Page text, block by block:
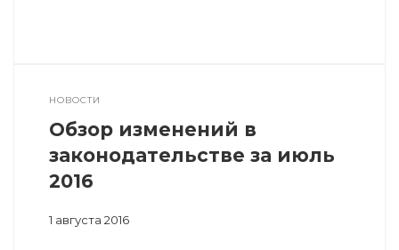
НОВОСТИ
Обзор изменений в
законодательстве за июль
2016
1 августа 2016